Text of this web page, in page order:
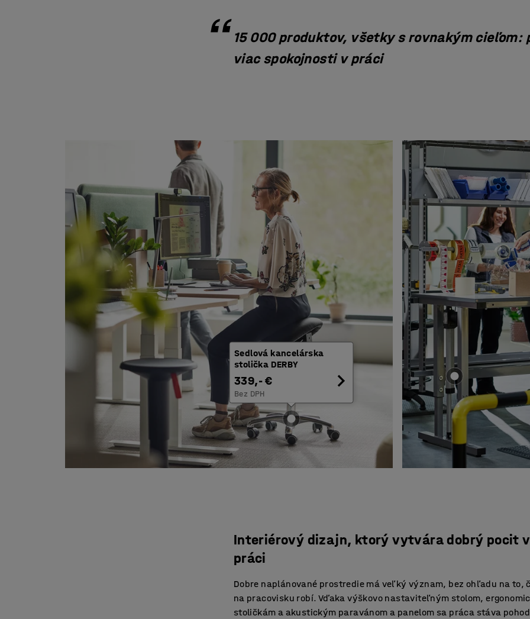
15 000 produktov, všetky s rovnakým cieľom:
viac spokojnosti v práci
Sedlová kancelárska
stolička DERBY
339,- €
Bez DPH
Interiérový dizajn, ktorý vytvára dobrý pocit v
práci
Dobre naplánované prostredie má veľký význam, bez ohľadu na to,
na pracovisku robí. Vďaka výškovo nastaviteľným stolom,
stoličkám a akustickým paravánom a panelom sa práca stáva